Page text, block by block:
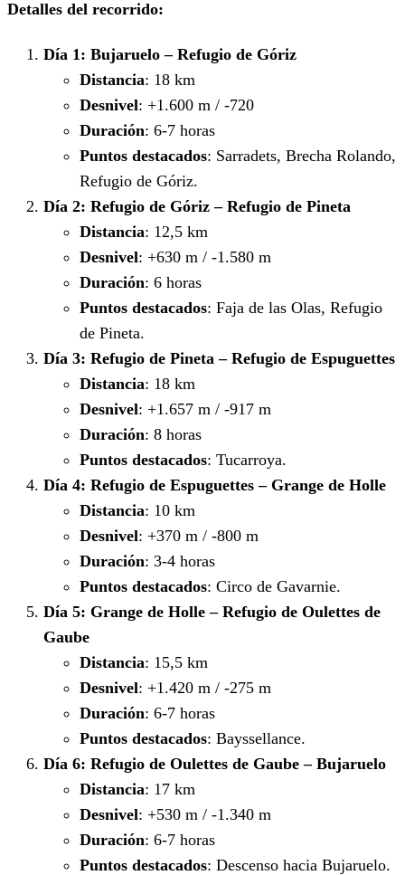
Detalles del recorrido:
Día 1: Bujaruelo – Refugio de Góriz
Distancia: 18 km
Desnivel: +1.600 m / -720
Duración: 6-7 horas
Puntos destacados: Sarradets, Brecha Rolando,
Refugio de Góriz.
Día 2: Refugio de Góriz – Refugio de Pineta
Distancia: 12,5 km
Desnivel: +630 m / -1.580 m
Duración: 6 horas
Puntos destacados: Faja de las Olas, Refugio
de Pineta.
Día 3: Refugio de Pineta – Refugio de Espuguettes
Distancia: 18 km
Desnivel: +1.657 m / -917 m
Duración: 8 horas
Puntos destacados: Tucarroya.
Día 4: Refugio de Espuguettes – Grange de Holle
Distancia: 10 km
Desnivel: +370 m / -800 m
Duración: 3-4 horas
Puntos destacados: Circo de Gavarnie.
Día 5: Grange de Holle – Refugio de Oulettes de
Gaube
Distancia: 15,5 km
Desnivel: +1.420 m / -275 m
Duración: 6-7 horas
Puntos destacados: Bayssellance.
Día 6: Refugio de Oulettes de Gaube – Bujaruelo
Distancia: 17 km
Desnivel: +530 m / -1.340 m
Duración: 6-7 horas
Puntos destacados: Descenso hacia Bujaruelo.